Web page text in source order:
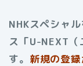
NHKスペシャ
ス「U-NEXT（
す。 新規の登